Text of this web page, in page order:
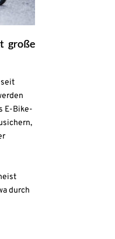
große
E-Bike-
durch